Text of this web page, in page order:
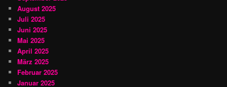
August 2025
Juli 2025
Juni 2025
Mai 2025
April 2025
März 2025
Februar 2025
Januar 2025